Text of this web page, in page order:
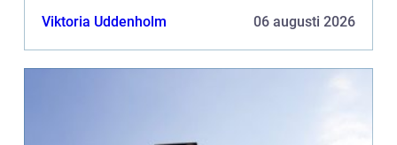
Viktoria Uddenholm 06 augusti 2026